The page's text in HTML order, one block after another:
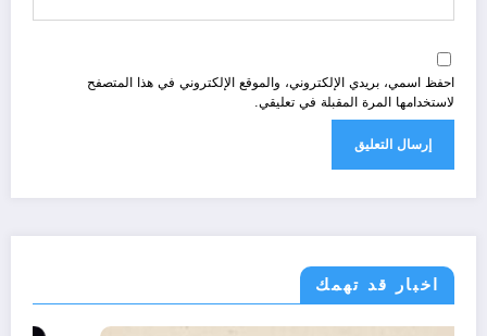
احفظ اسمي، بريدي الإلكتروني، والموقع الإلكتروني في هذا المتصفح
لاستخدامها المرة المقبلة في تعليقي.
اخبار قد تهمك